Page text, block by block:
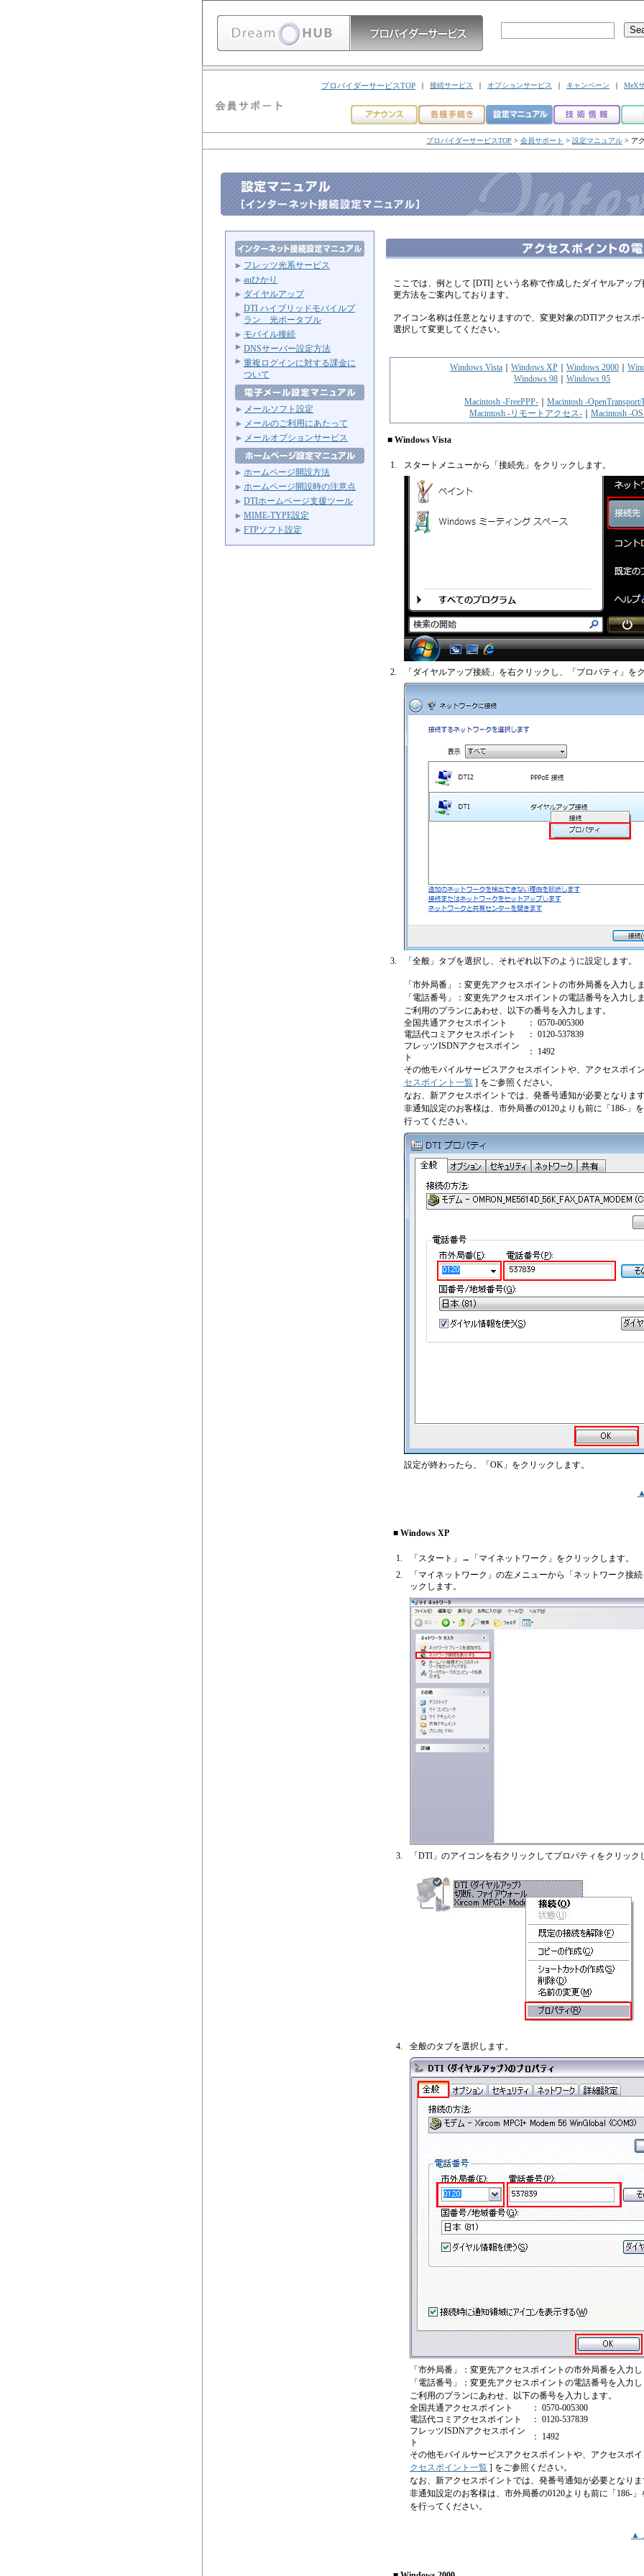
プロバイダーサービスTOP ｜ 接続サービス ｜ オプションサービス ｜ キャンペーン ｜ MeX
プロバイダーサービスTOP > 会員サポート > 設定マニュアル > ア
フレッツ光系サービス
auひかり
ダイヤルアップ
DTI ハイブリッドモバイルプ
ラン 光ポータブル
モバイル接続
DNSサーバー設定方法
重複ログインに対する課金に
ついて
メールソフト設定
メールのご利用にあたって
メールオプションサービス
ホームページ開設方法
ホームページ開設時の注意点
DTIホームページ支援ツール
MIME-TYPE設定
FTPソフト設定
ここでは、例として [DTI] という名称で作成したダイヤルアッ
更方法をご案内しております。
アイコン名称は任意となりますので、変更対象のDTIアクセスポ
選択して変更してください。
Windows Vista Windows XP Windows 2000
Windows 98
Windows 95
Macintosh -FreePPP-
Macintosh -OpenTransport/
Macintosh -リモートアクセス-
Macintosh -
■ Windows Vista
1. スタートメニューから「接続先」をクリックします。
2. 「ダイヤルアップ接続」を右クリックし、「プロパティ」を
3. 「全般」タブを選択し、それぞれ以下のように設定します。
「市外局番」：変更先アクセスポイントの市外局番を入力し
「電話番号」：変更先アクセスポイントの電話番号を入力し
ご利用のプランにあわせ、以下の番号を入力します。
全国共通アクセスポイント
： 0570-005300
電話代コミアクセスポイント
： 0120-537839
フレッツISDNアクセスポイン
ト
： 1492
その他モバイルサービスアクセスポイントや、アクセスポイ
セスポイント一覧] をご参照ください。
なお、新アクセスポイントでは、発番号通知が必要となりま
非通知設定のお客様は、市外局番の0120よりも前に「186-」
行ってください。
設定が終わったら、「OK」をクリックします。
■ Windows XP
1.
「スタート」→「マイネットワーク」をクリックします。
2.
「マイネットワーク」の左メニューから「ネットワーク接
ックします。
3. 「DTI」のアイコンを右クリックしてプロパティをクリック
4. 全般のタブを選択します。
「市外局番」：変更先アクセスポイントの市外局番を入力
「電話番号」：変更先アクセスポイントの電話番号を入力
ご利用のプランにあわせ、以下の番号を入力します。
全国共通アクセスポイント
： 0570-005300
電話代コミアクセスポイント
： 0120-537839
フレッツISDNアクセスポイン
ト
： 1492
その他モバイルサービスアクセスポイントや、アクセスポ
クセスポイント一覧 ] をご参照ください。
なお、新アクセスポイントでは、発番号通知が必要となり
非通知設定のお客様は、市外局番の0120よりも前に「186-
を行ってください。
▲